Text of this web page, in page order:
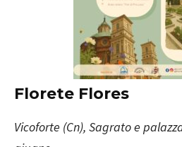
Florete Flores
Vicoforte (Cn), Sagrato e